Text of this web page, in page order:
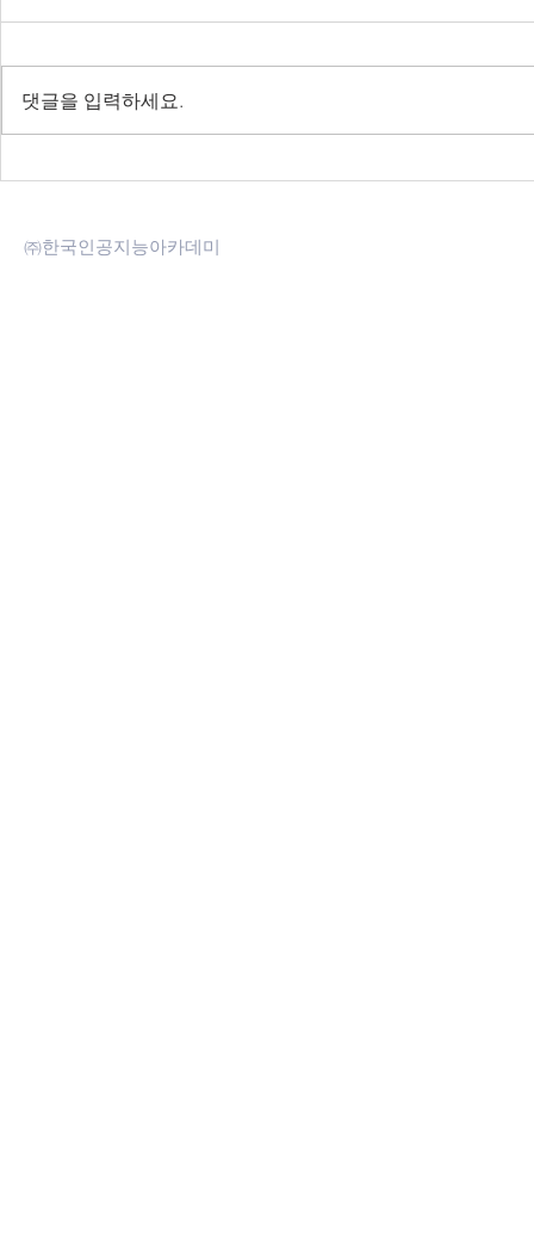
댓글을 입력하세요.
㈜한국인공지능아카데미